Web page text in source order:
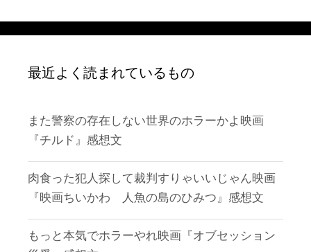
最近よく読まれているもの
また警察の存在しない世界のホラーかよ映画
『チルド』感想文
肉食った犯人探して裁判すりゃいいじゃん映画
『映画ちいかわ 人魚の島のひみつ』感想文
もっと本気でホラーやれ映画『オブセッション